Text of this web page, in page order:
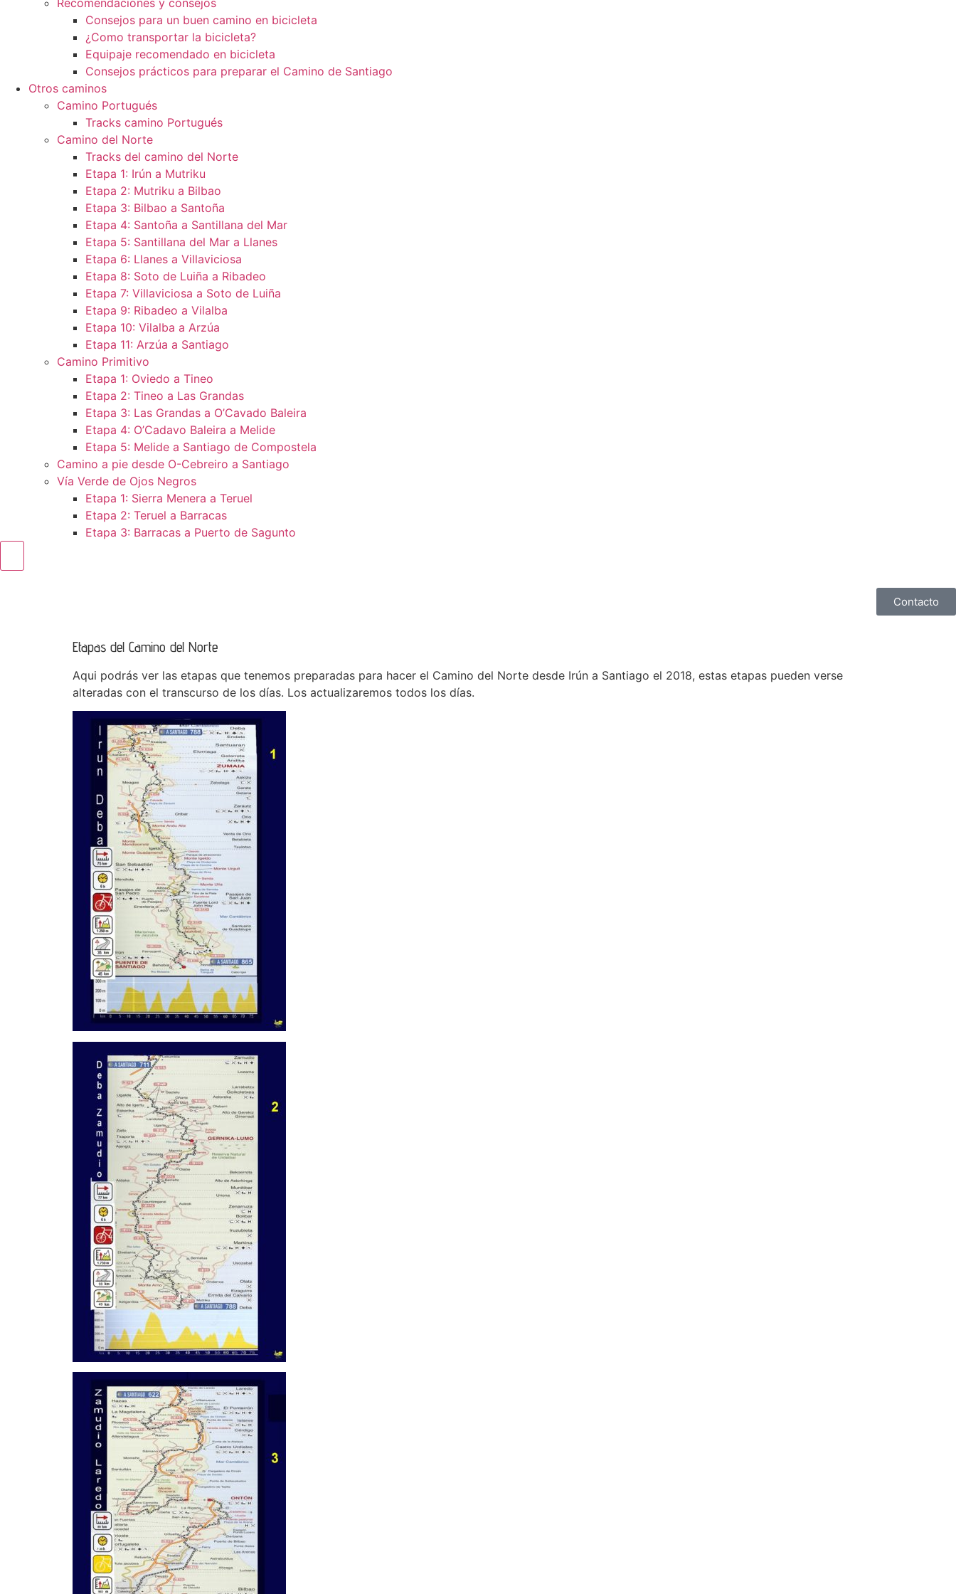
Recomendaciones y consejos
Consejos para un buen camino en bicicleta
¿Como transportar la bicicleta?
Equipaje recomendado en bicicleta
Consejos prácticos para preparar el Camino de Santiago
Otros caminos
Camino Portugués
Tracks camino Portugués
Camino del Norte
Tracks del camino del Norte
Etapa 1: Irún a Mutriku
Etapa 2: Mutriku a Bilbao
Etapa 3: Bilbao a Santoña
Etapa 4: Santoña a Santillana del Mar
Etapa 5: Santillana del Mar a Llanes
Etapa 6: Llanes a Villaviciosa
Etapa 8: Soto de Luiña a Ribadeo
Etapa 7: Villaviciosa a Soto de Luiña
Etapa 9: Ribadeo a Vilalba
Etapa 10: Vilalba a Arzúa
Etapa 11: Arzúa a Santiago
Camino Primitivo
Etapa 1: Oviedo a Tineo
Etapa 2: Tineo a Las Grandas
Etapa 3: Las Grandas a O’Cavado Baleira
Etapa 4: O’Cadavo Baleira a Melide
Etapa 5: Melide a Santiago de Compostela
Camino a pie desde O-Cebreiro a Santiago
Vía Verde de Ojos Negros
Etapa 1: Sierra Menera a Teruel
Etapa 2: Teruel a Barracas
Etapa 3: Barracas a Puerto de Sagunto
Contacto
Etapas del Camino del Norte
Aqui podrás ver las etapas que tenemos preparadas para hacer el Camino del Norte desde Irún a Santiago el 2018, estas etapas pueden verse
alteradas con el transcurso de los días. Los actualizaremos todos los días.